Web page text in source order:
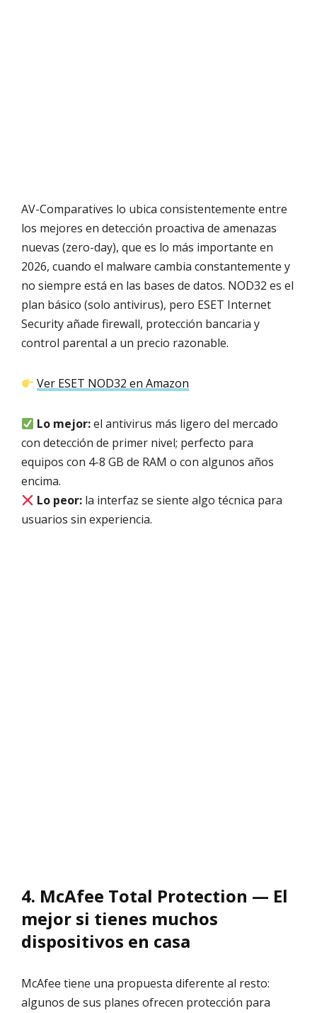
AV-Comparatives lo ubica consistentemente entre
los mejores en detección proactiva de amenazas
nuevas (zero-day), que es lo más importante en
2026, cuando el malware cambia constantemente y
no siempre está en las bases de datos. NOD32 es el
plan básico (solo antivirus), pero ESET Internet
Security añade firewall, protección bancaria y
control parental a un precio razonable.
Ver ESET NOD32 en Amazon
Lo mejor:el antivirus más ligero del mercado
con detección de primer nivel; perfecto para
equipos con 4-8 GB de RAM o con algunos años
encima.
Lo peor: la interfaz se siente algo técnica para
usuarios sin experiencia.
4. McAfee Total Protection — El
mejor si tienes muchos
dispositivos en casa
McAfee tiene una propuesta diferente al resto:
algunos de sus planes ofrecen protección para